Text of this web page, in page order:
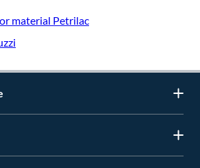
material Petrilac